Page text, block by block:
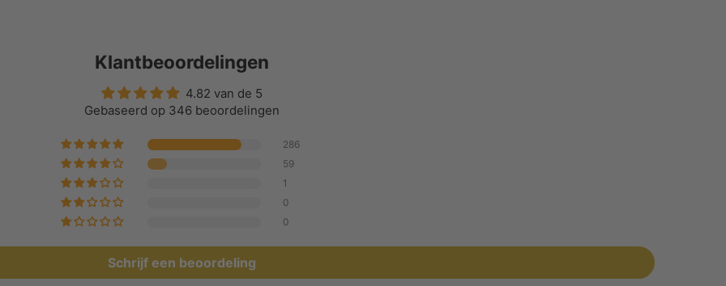
Klantbeoordelingen
4.82 van de 5
Gebaseerd op 346 beoordelingen
286
59
1
0
0
Schrijf een beoordeling